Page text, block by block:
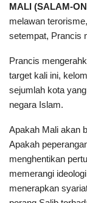
MALI (SALAM-
melawan
setempat, Prancis
Prancis
target kali ini,
sejumlah kota
negara Islam.
Apakah Mali akan
Apakah
menghentikan
memerangi
menerapkan